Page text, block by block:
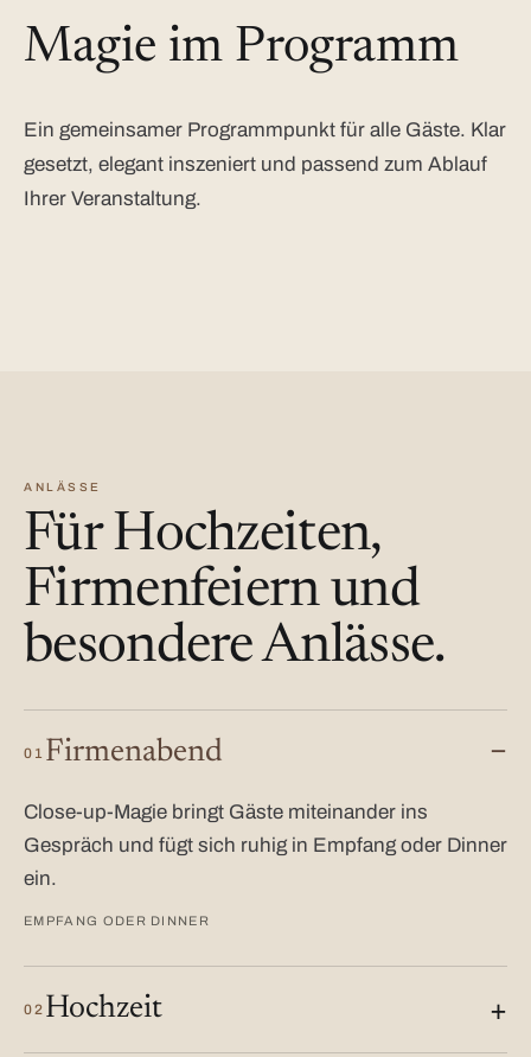
Magie im Programm
Ein gemeinsamer Programmpunkt für alle Gäste. Klar
gesetzt, elegant inszeniert und passend zum Ablauf
Ihrer Veranstaltung.
ANLÄSSE
Für Hochzeiten,
Firmenfeiern und
besondere Anlässe.
01 Firmenabend
Close-up-Magie bringt Gäste miteinander ins
Gespräch und fügt sich ruhig in Empfang oder Dinner
ein.
EMPFANG ODER DINNER
02 Hochzeit